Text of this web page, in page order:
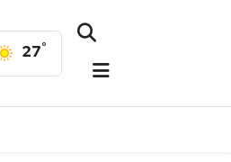
27°